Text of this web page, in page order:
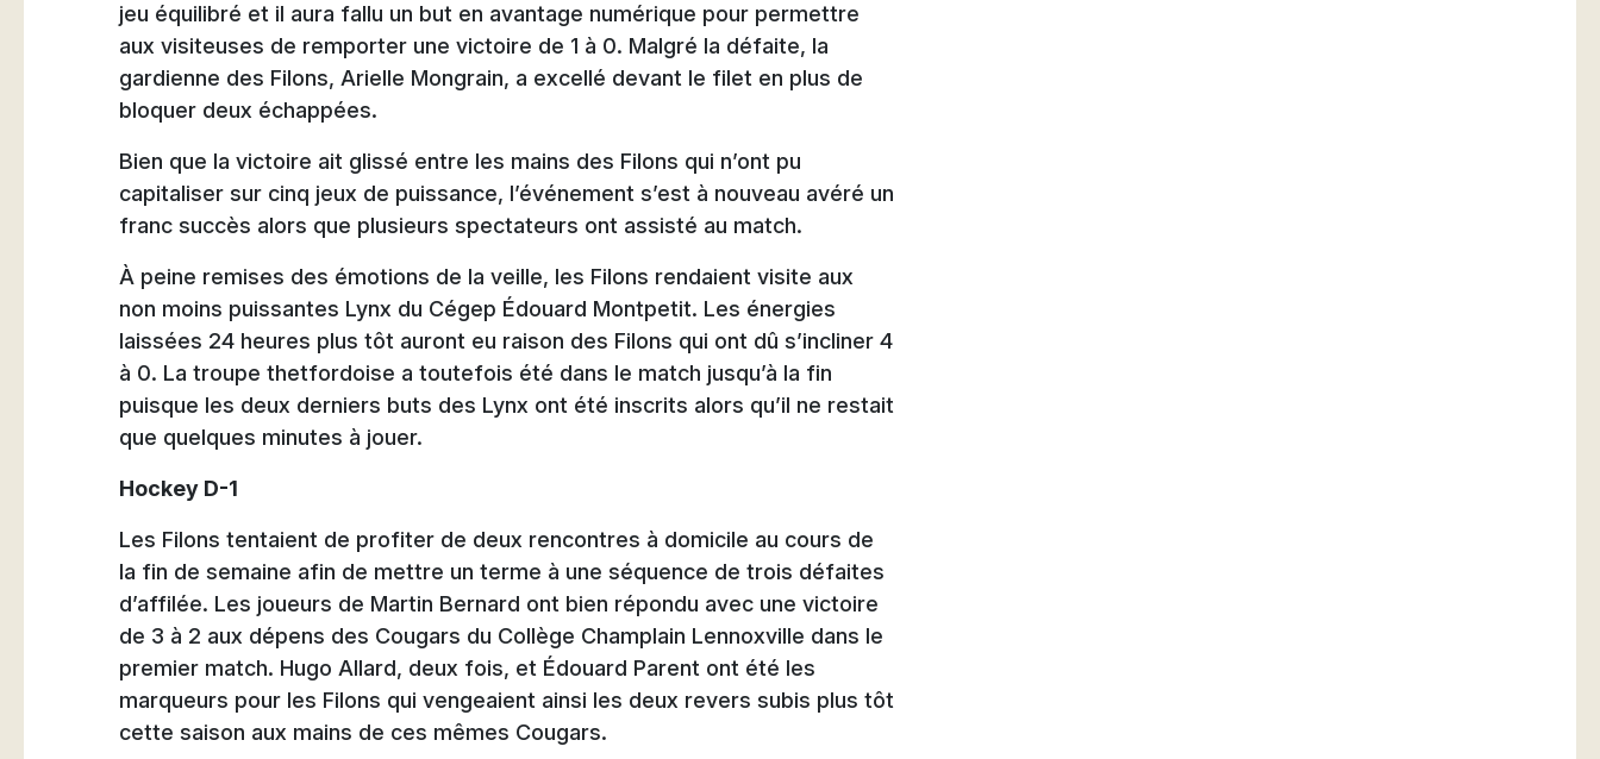
jeu équilibré et il aura fallu un but en avantage numérique pour permettre
aux visiteuses de remporter une victoire de 1 à 0. Malgré la défaite, la
gardienne des Filons, Arielle Mongrain, a excellé devant le filet en plus de
bloquer deux échappées.
Bien que la victoire ait glissé entre les mains des Filons qui n’ont pu
capitaliser sur cinq jeux de puissance, l’événement s’est à nouveau avéré un
franc succès alors que plusieurs spectateurs ont assisté au match.
À peine remises des émotions de la veille, les Filons rendaient visite aux
non moins puissantes Lynx du Cégep Édouard Montpetit. Les énergies
laissées 24 heures plus tôt auront eu raison des Filons qui ont dû s’incliner 4
à 0. La troupe thetfordoise a toutefois été dans le match jusqu’à la fin
puisque les deux derniers buts des Lynx ont été inscrits alors qu’il ne restait
que quelques minutes à jouer.
Hockey D-1
Les Filons tentaient de profiter de deux rencontres à domicile au cours de
la fin de semaine afin de mettre un terme à une séquence de trois défaites
d’affilée. Les joueurs de Martin Bernard ont bien répondu avec une victoire
de 3 à 2 aux dépens des Cougars du Collège Champlain Lennoxville dans le
premier match. Hugo Allard, deux fois, et Édouard Parent ont été les
marqueurs pour les Filons qui vengeaient ainsi les deux revers subis plus tôt
cette saison aux mains de ces mêmes Cougars.